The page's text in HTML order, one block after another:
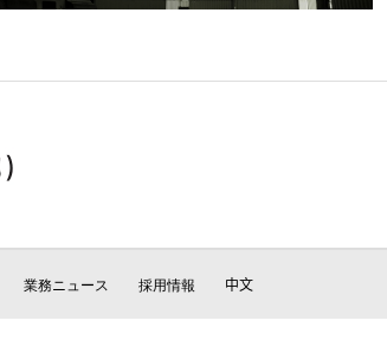
業務ニュース 採用情報 中文